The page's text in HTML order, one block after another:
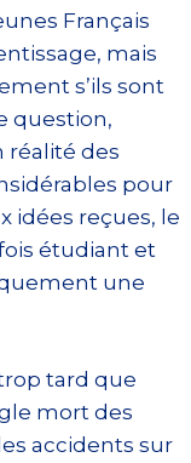
Français
mais
s’ils sont
question,
réalité des
pour
idées reçues, le
étudiant et
une
tard que
mort des
accidents sur